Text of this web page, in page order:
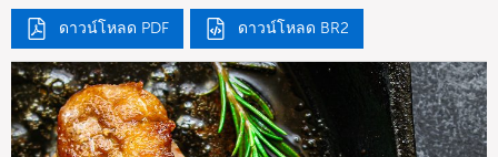
ดาวน์โหลด PDF ดาวน์โหลด BR2